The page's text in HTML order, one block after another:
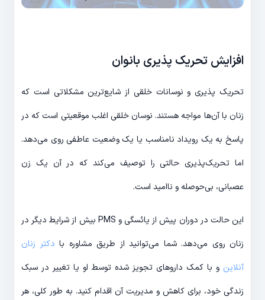
افزایش تحریک پذیری بانوان
تحریک پذیری و نوسانات خلقی از شایع‌ترین مشکلاتی است که
زنان با آن‌ها مواجه هستند. نوسان خلقی اغلب موقعیتی است که در
پاسخ به یک رویداد نامناسب یا یک وضعیت عاطفی روی می‌دهد.
اما تحریک‌پذیری حالتی را توصیف می‌کند که در آن یک زن
عصبانی، بی‌حوصله و ناامید است.
این حالت در دوران پیش از یائسگی و PMS بیش از شرایط دیگر در
زنان روی می‌دهد. شما می‌توانید از طریق مشاوره با دکتر زنان
آنلاین و با کمک داروهای تجویز شده توسط او یا تغییر در سبک
زندگی خود، برای کاهش و مدیریت آن اقدام کنید. به طور کلی، هر